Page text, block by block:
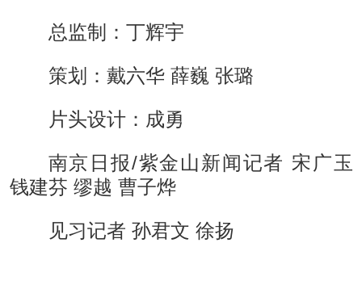
总监制：丁辉宇
策划：戴六华 薛巍 张璐
片头设计：成勇
南京日报/紫金山新闻记者 宋广玉
钱建芬 缪越 曹子烨
见习记者 孙君文 徐扬